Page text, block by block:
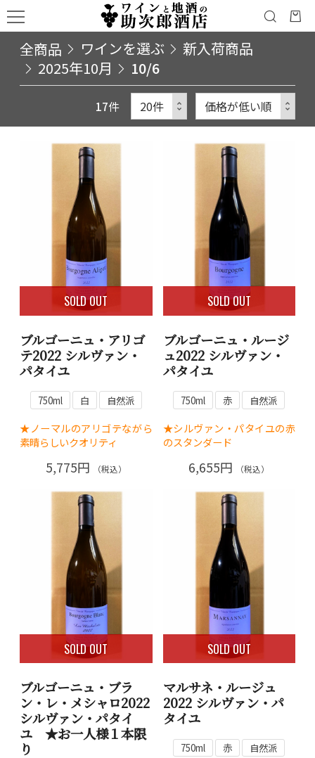
全商品 ワインを選ぶ
新入荷商品
2025年10月
10/6
17件
SOLD OUT
ブルゴーニュ・アリゴ
テ2022 シルヴァン・
パタイユ
750ml 白 自然派
★ノーマルのアリゴテながら
素晴らしいクオリティ
5,775円 （税込）
SOLD OUT
ブルゴーニュ・ルージ
ュ2022 シルヴァン・
パタイユ
750ml 赤 自然派
★シルヴァン・パタイユの赤
のスタンダード
6,655円 （税込）
SOLD OUT
ブルゴーニュ・ブラ
ン・レ・メシャロ2022
シルヴァン・パタイ
ユ ★お一人様１本限
り
SOLD OUT
マルサネ・ルージュ
2022 シルヴァン・パ
タイユ
750ml 赤 自然派